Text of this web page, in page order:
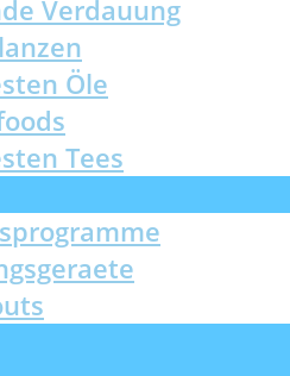
Verdauung
Öle
Tees